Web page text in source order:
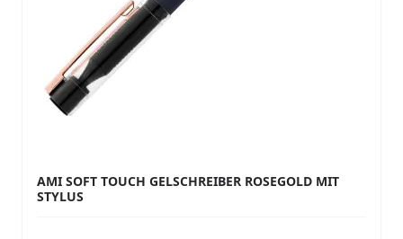
AMI SOFT TOUCH GELSCHREIBER ROSEGOLD MIT
STYLUS